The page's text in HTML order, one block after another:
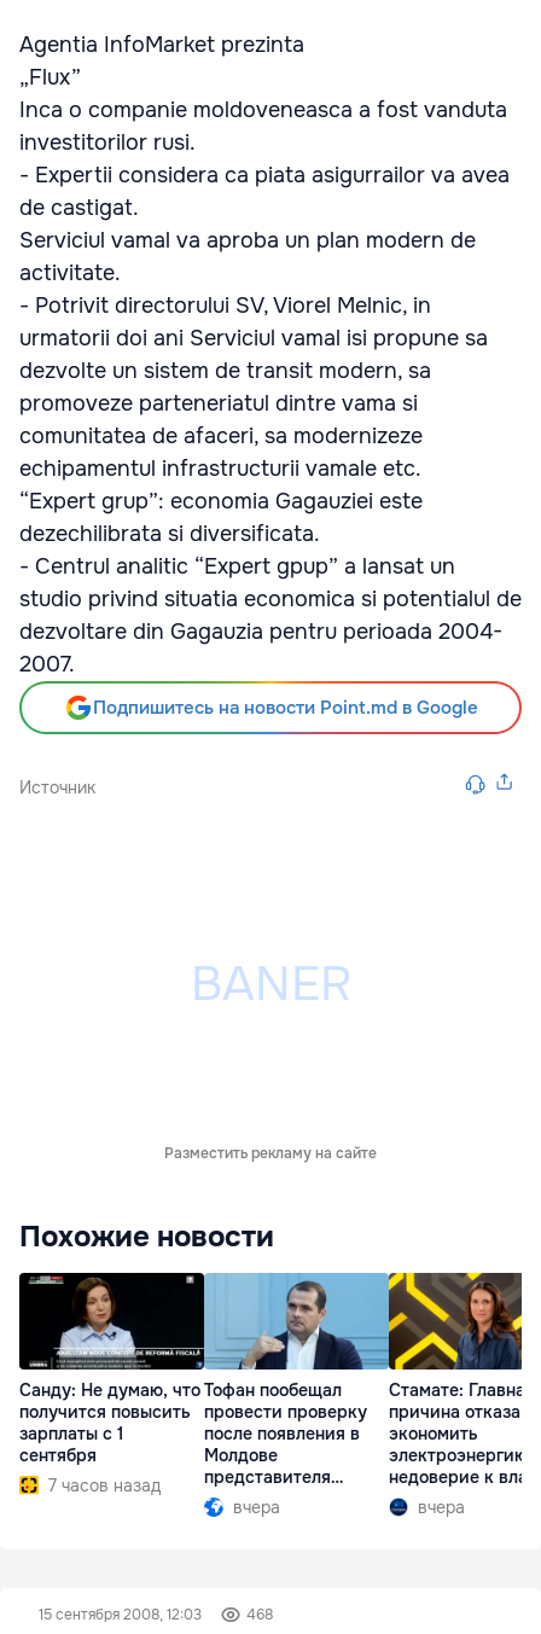
Agentia InfoMarket prezinta
„Flux”
Inca o companie moldoveneasca a fost vanduta
investitorilor rusi.
- Expertii considera ca piata asigurrailor va avea
de castigat.
Serviciul vamal va aproba un plan modern de
activitate.
- Potrivit directorului SV, Viorel Melnic, in
urmatorii doi ani Serviciul vamal isi propune sa
dezvolte un sistem de transit modern, sa
promoveze parteneriatul dintre vama si
comunitatea de afaceri, sa modernizeze
echipamentul infrastructurii vamale etc.
“Expert grup”: economia Gagauziei este
dezechilibrata si diversificata.
- Centrul analitic “Expert gpup” a lansat un
studio privind situatia economica si potentialul de
dezvoltare din Gagauzia pentru perioada 2004-
2007.
Подпишитесь на новости Point.md в Google
Источник
Разместить рекламу на сайте
Похожие новости
Санду: Не думаю, что
получится повысить
зарплаты с 1
сентября
7 часов назад
Тофан пообещал
провести проверку
после появления в
Молдове
представителя
Южной Осетии
вчера
Стамате: Главная
причина отказа
экономить
электроэнергию
недоверие к
вчера
15 сентября 2008, 12:03 468